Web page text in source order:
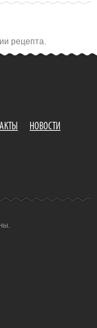
рецепта.
НОВОСТИ